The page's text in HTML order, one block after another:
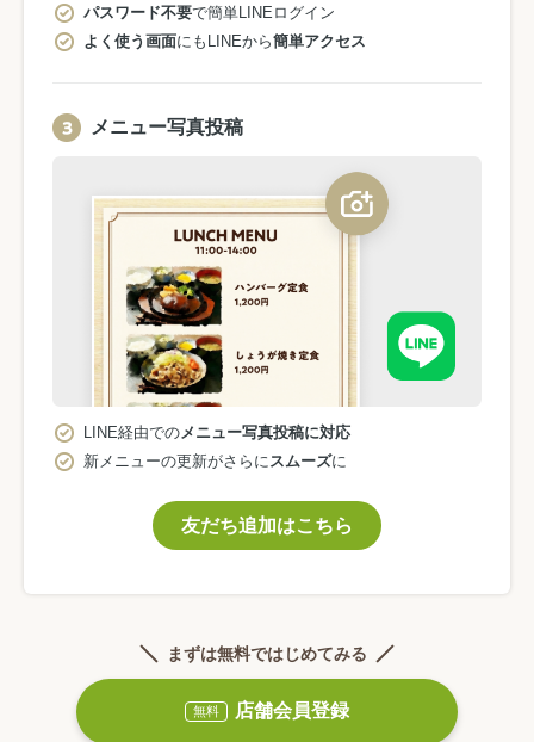
パスワード不要で簡単LINEログイン
よく使う画面にもLINEから簡単アクセス
メニュー写真投稿
LINE経由での メニュー写真投稿に対応
新メニューの更新がさらに スムーズに
友だち追加はこちら
まずは無料ではじめてみる
無料 店舗会員登録